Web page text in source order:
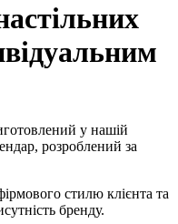
у нашій
розроблений за
стилю клієнта та
бренду.